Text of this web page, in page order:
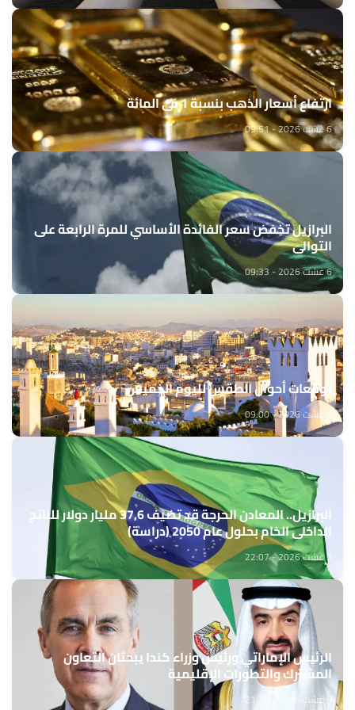
ارتفاع أسعار الذهب بنسبة 1 في المائة
6 غشت 2026 - 09:51
البرازيل تخفض سعر الفائدة الأساسي للمرة الرابعة على
التوالي
6 غشت 2026 - 09:33
توقعات أحوال الطقس لليوم الخميس
6 غشت 2026 - 09:00
البرازيل.. المعادن الحرجة قد تضيف 37,6 مليار دولار للناتج
الداخلي الخام بحلول عام 2050 (دراسة)
5 غشت 2026 - 22:07
الرئيس الإماراتي ورئيس وزراء كندا يبحثان التعاون
المشترك والتطورات الإقليمية
5 غشت 2026 - 21:34